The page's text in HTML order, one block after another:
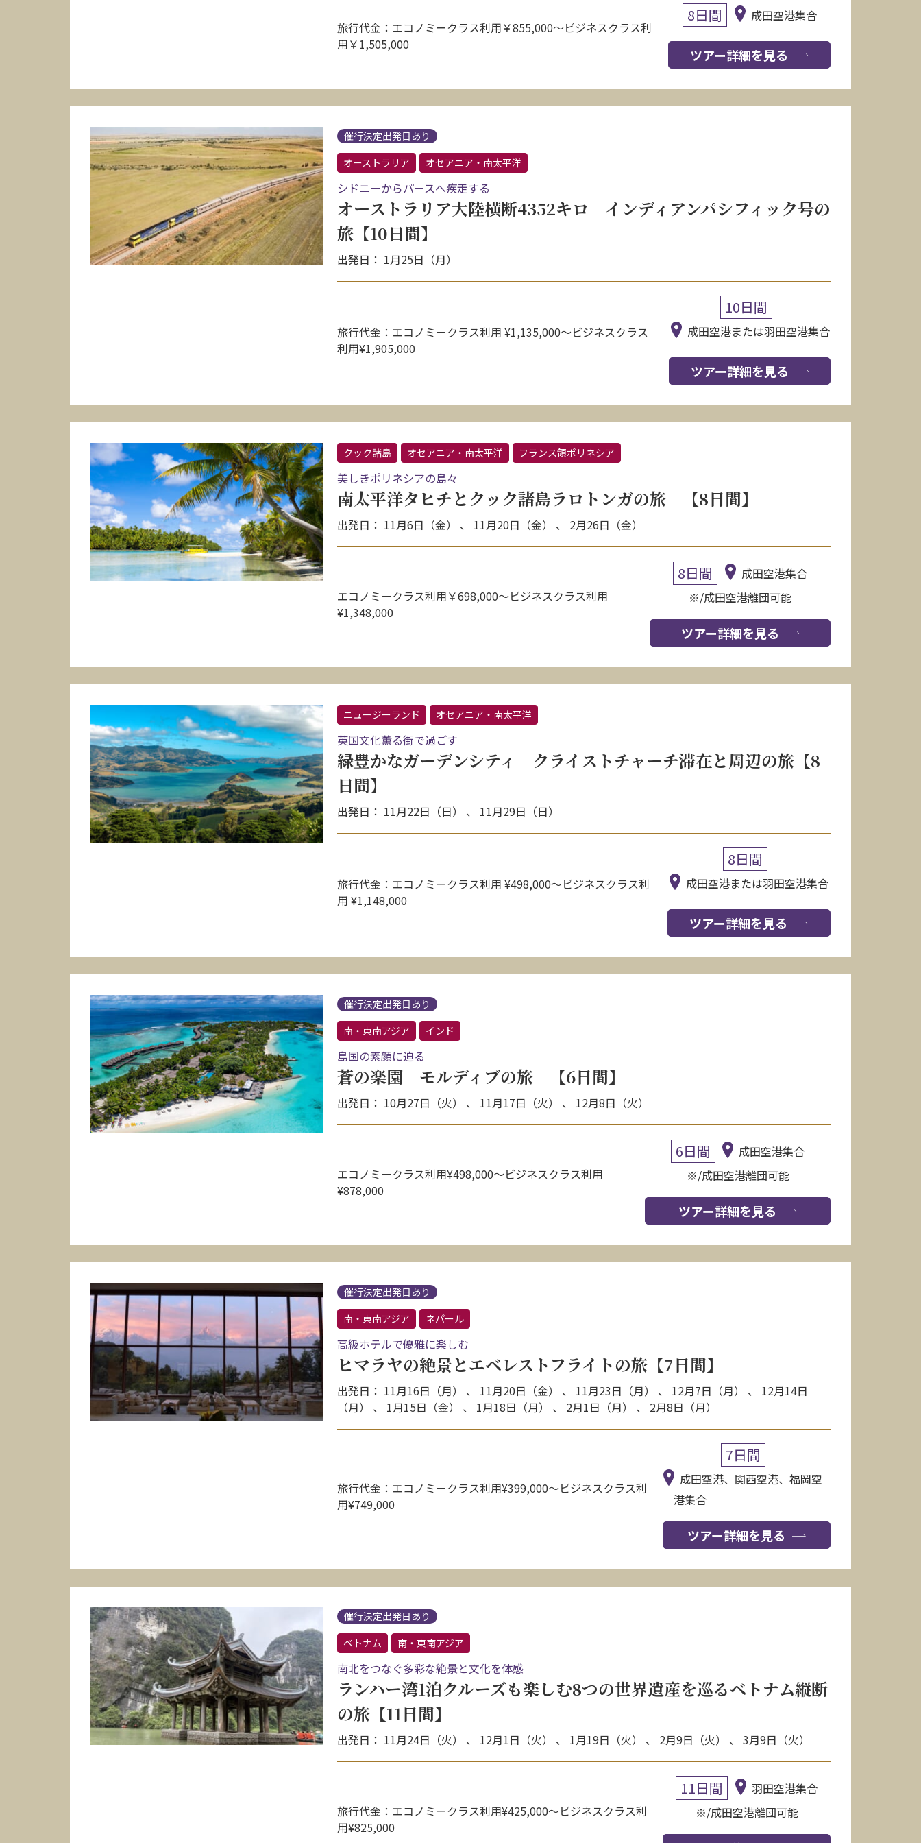
旅行代金：エコノミークラス利用￥855,000〜ビジネスクラス利
用￥1,505,000
8日間 成田空港集合
ツアー詳細を見る
催行決定出発日あり
オーストラリア
オセアニア・南太平洋
シドニーからパースへ疾走する
オーストラリア大陸横断4352キロ インディアンパシフィック号の
旅【10日間】
出発日： 1月25日（月）
旅行代金：エコノミークラス利用 ¥1,135,000〜ビジネスクラス
利用¥1,905,000
10日間
成田空港または羽田空港集合
ツアー詳細を見る
クック諸島 オセアニア・南太平洋 フランス領ポリネシア
美しきポリネシアの島々
南太平洋タヒチとクック諸島ラロトンガの旅 【8日間】
出発日： 11月6日（金） 、 11月20日（金） 、 2月26日（金）
エコノミークラス利用￥698,000〜ビジネスクラス利用
¥1,348,000
8日間
成田空港集合
※/成田空港離団可能
ツアー詳細を見る
ニュージーランド オセアニア・南太平洋
英国文化薫る街で過ごす
緑豊かなガーデンシティ クライストチャーチ滞在と周辺の旅【8
日間】
出発日： 11月22日（日） 、 11月29日（日）
旅行代金：エコノミークラス利用 ¥498,000〜ビジネスクラス利
用 ¥1,148,000
8日間
成田空港または羽田空港集合
ツアー詳細を見る
催行決定出発日あり
南・東南アジア
インド
島国の素顔に迫る
蒼の楽園 モルディブの旅 【6日間】
出発日： 10月27日（火） 、 11月17日（火） 、 12月8日（火）
エコノミークラス利用¥498,000〜ビジネスクラス利用
¥878,000
6日間
成田空港集合
※/成田空港離団可能
ツアー詳細を見る
催行決定出発日あり
南・東南アジア
ネパール
高級ホテルで優雅に楽しむ
ヒマラヤの絶景とエベレストフライトの旅【7日間】
出発日： 11月16日（月） 、 11月20日（金） 、 11月23日（月） 、 12月7日（月） 、 12月14日
（月） 、 1月15日（金） 、 1月18日（月） 、 2月1日（月） 、 2月8日（月）
旅行代金：エコノミークラス利用¥399,000〜ビジネスクラス利
用¥749,000
7日間
成田空港、関西空港、福岡空
港集合
ツアー詳細を見る
催行決定出発日あり
ベトナム
南・東南アジア
南北をつなぐ多彩な絶景と文化を体感
ランハー湾1泊クルーズも楽しむ8つの世界遺産を巡るベトナム縦断
の旅【11日間】
出発日： 11月24日（火） 、 12月1日（火） 、 1月19日（火） 、 2月9日（火） 、 3月9日（火）
旅行代金：エコノミークラス利用¥425,000〜ビジネスクラス利
用¥825,000
11日間
羽田空港集合
※/成田空港離団可能